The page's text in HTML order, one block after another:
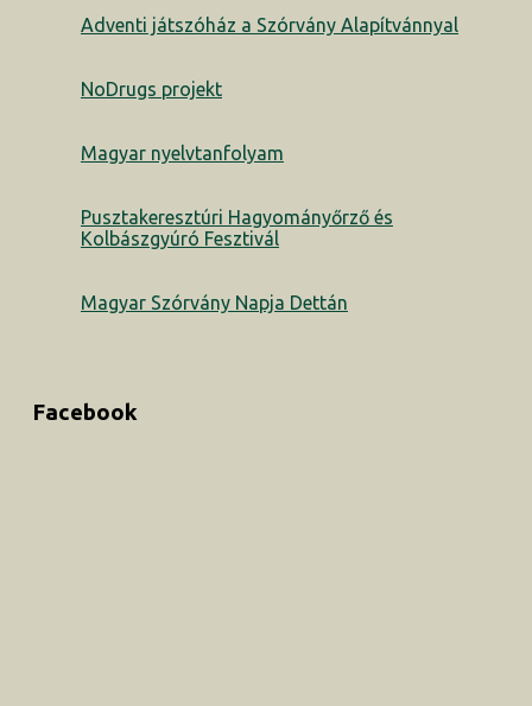
Adventi játszóház a Szórvány Alapítvánnyal
NoDrugs projekt
Magyar nyelvtanfolyam
Pusztakeresztúri Hagyományőrző és
Kolbászgyúró Fesztivál
Magyar Szórvány Napja Dettán
Facebook